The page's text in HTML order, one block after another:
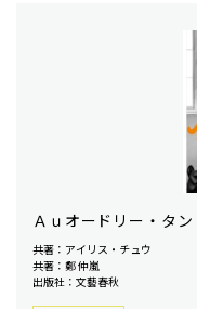
Ａｕオードリー・タ
共著：アイリス・チュウ
共著：鄭 仲嵐
出版社：文藝春秋